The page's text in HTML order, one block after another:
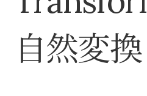
自然変換